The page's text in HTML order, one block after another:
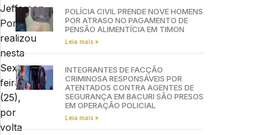
Jefferson
Portela
realizou
nesta
Sexta-
feira
(25),
por
volta
POLÍCIA CIVIL PRENDE NOVE HOMENS
POR ATRASO NO PAGAMENTO DE
PENSÃO ALIMENTÍCIA EM TIMON
Leia mais »
INTEGRANTES DE FACÇÃO
CRIMINOSA RESPONSÁVEIS POR
ATENTADOS CONTRA AGENTES DE
SEGURANÇA EM BACURI SÃO PRESOS
EM OPERAÇÃO POLICIAL
Leia mais »